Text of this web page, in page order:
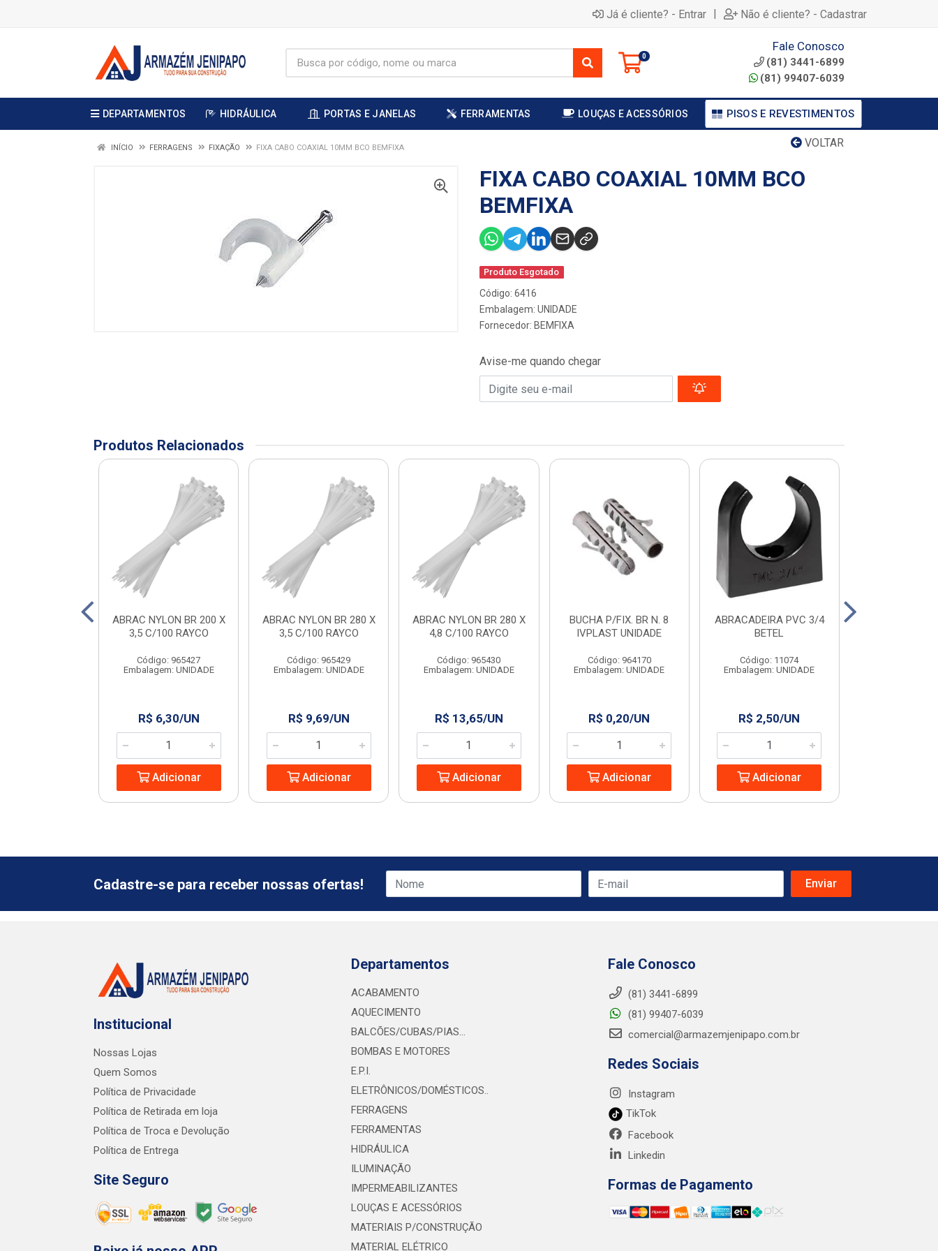
Já é cliente? - Entrar | Não é cliente? - Cadastrar
0
Fale Conosco
(81) 3441-6899
(81) 99407-6039
DEPARTAMENTOS HIDRÁULICA PORTAS E JANELAS FERRAMENTAS LOUÇAS E ACESSÓRIOS PISOS E REVESTIMENTOS
VOLTAR
INÍCIO FERRAGENS FIXAÇÃO FIXA CABO COAXIAL 10MM BCO BEMFIXA
FIXA CABO COAXIAL 10MM BCO
BEMFIXA
Produto Esgotado
Código: 6416
Embalagem: UNIDADE
Fornecedor: BEMFIXA
Avise-me quando chegar
Produtos Relacionados
ABRAC NYLON BR 200 X
3,5 C/100 RAYCO
Código: 965427
Embalagem: UNIDADE
R$ 6,30/UN
Adicionar
ABRAC NYLON BR 280 X
3,5 C/100 RAYCO
Código: 965429
Embalagem: UNIDADE
R$ 9,69/UN
Adicionar
ABRAC NYLON BR 280 X
4,8 C/100 RAYCO
Código: 965430
Embalagem: UNIDADE
R$ 13,65/UN
Adicionar
BUCHA P/FIX. BR N. 8
IVPLAST UNIDADE
Código: 964170
Embalagem: UNIDADE
R$ 0,20/UN
Adicionar
ABRACADEIRA PVC 3/4
BETEL
Código: 11074
Embalagem: UNIDADE
R$ 2,50/UN
Adicionar
Cadastre-se para receber nossas ofertas!
Institucional
Nossas Lojas
Quem Somos
Política de Privacidade
Política de Retirada em loja
Política de Troca e Devolução
Política de Entrega
Site Seguro
Departamentos
ACABAMENTO
AQUECIMENTO
BALCÕES/CUBAS/PIAS...
BOMBAS E MOTORES
E.P.I.
ELETRÔNICOS/DOMÉSTICOS..
FERRAGENS
FERRAMENTAS
HIDRÁULICA
ILUMINAÇÃO
IMPERMEABILIZANTES
LOUÇAS E ACESSÓRIOS
MATERIAIS P/CONSTRUÇÃO
MATERIAL ELÉTRICO
Fale Conosco
(81) 3441-6899
(81) 99407-6039
comercial@armazemjenipapo.com.br
Redes Sociais
Instagram
TikTok
Facebook
Linkedin
Formas de Pagamento